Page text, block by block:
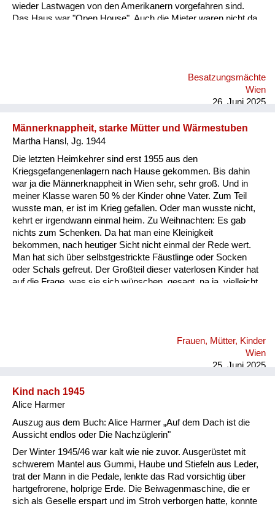
Fluchtgeschichten
Wiederaufbau und
Wohnen
wieder Lastwagen von den Amerikanern vorgefahren sind.
Das Haus war "Open House". Auch die Mieter waren nicht da,
seine Möbel. Und meine Mutter. Und das ist das Schöne an
Besatzungsmächte
Wien
26. Juni 2025
Männerknappheit, starke Mütter und Wärmestuben
Martha Hansl, Jg. 1944
Die letzten Heimkehrer sind erst 1955 aus den
Kriegsgefangenenlagern nach Hause gekommen. Bis dahin
war ja die Männerknappheit in Wien sehr, sehr groß. Und in
meiner Klasse waren 50 % der Kinder ohne Vater. Zum Teil
wusste man, er ist im Krieg gefallen. Oder man wusste nicht,
kehrt er irgendwann einmal heim. Zu Weihnachten: Es gab
nichts zum Schenken. Da hat man eine Kleinigkeit
bekommen, nach heutiger Sicht nicht einmal der Rede wert.
Man hat sich über selbstgestrickte Fäustlinge oder Socken
oder Schals gefreut. Der Großteil dieser vaterlosen Kinder hat
auf die Frage, was sie sich wünschen, gesagt, na ja, vielleicht
anhängen, dass diese Mütter, diese Frauen ja alleine waren.
Und das waren für meine Begriffe, für mein Empfinden, das
Frauen, Mütter, Kinder
Wien
25. Juni 2025
Kind nach 1945
Alice Harmer
Auszug aus dem Buch: Alice Harmer „Auf dem Dach ist die
Aussicht endlos oder Die Nachzüglerin"
Der Winter 1945/46 war kalt wie nie zuvor. Ausgerüstet mit
schwerem Mantel aus Gummi, Haube und Stiefeln aus Leder,
trat der Mann in die Pedale, lenkte das Rad vorsichtig über
hartgefrorene, holprige Erde. Die Beiwagenmaschine, die er
sich als Geselle erspart und im Stroh verborgen hatte, konnte